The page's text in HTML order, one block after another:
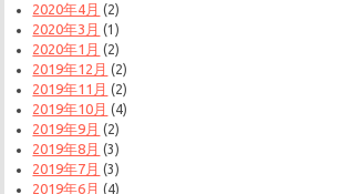
2020年4月 (2)
2020年3月 (1)
2020年1月 (2)
2019年12月 (2)
2019年11月 (2)
2019年10月 (4)
2019年9月 (2)
2019年8月 (3)
2019年7月 (3)
2019年6月 (4)